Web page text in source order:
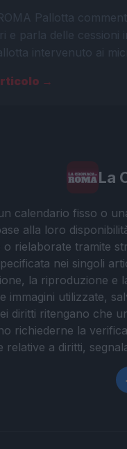
Pallotta
e parla delle cessioni
intervenuto ai
→
La
calendario fisso o
alla loro
rielaborate tramite
nei singoli
la riproduzione
immagini utilizzate,
diritti ritengano che
richiederne la
a diritti,